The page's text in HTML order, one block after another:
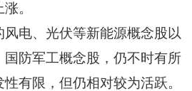
。
电、光伏等新能源概念股以
国防军工概念股，仍不时有所
有限，但仍相对较为活跃。